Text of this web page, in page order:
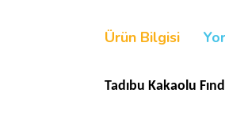
Ürün Bilgisi
Tadıbu Kakaolu